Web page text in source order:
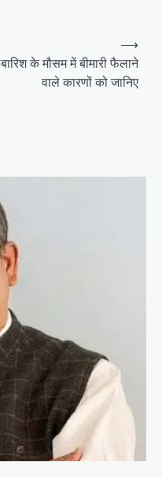
बारिश के मौसम में बीमारी फैलाने
वाले कारणों को जानिए
⟶